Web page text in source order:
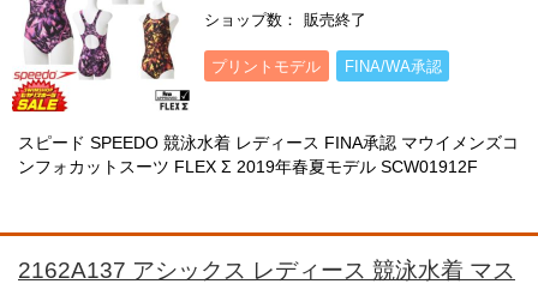
ショップ数 販売終了
プリントモデル FINA/WA承認
スピード SPEEDO 競泳水着 レディース FINA承認 マウイメンズコ
ンフォカットスーツ FLEX Σ 2019年春夏モデル SCW01912F
2162A137 アシックス レディース 競泳水着 マス